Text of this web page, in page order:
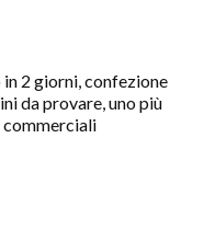
2 giorni, confezione
da provare, uno più